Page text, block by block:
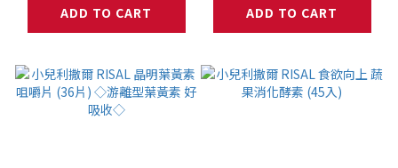
ADD TO CART ADD TO CART